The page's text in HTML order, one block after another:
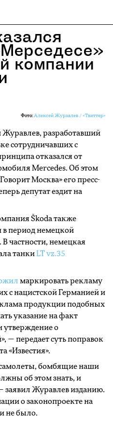
компании
Фото: Алексей Журавлев / «Твиттер»
Журавлев, разработавший
сотрудничавших с
отказался от
Mercedes. Об этом
Москва» его пресс-
депутат ездит на
Škoda также
в период немецкой
частности, немецкая
танки
LT vz.35
маркировать рекламу
с нацистской Германией и
продукции подобных
указание на факт
о
— передает суть поправок
«Известия».
бомбящие наши
об этом знать, и
— заявил Журавлев изданию.
о законопроекте на
не было.